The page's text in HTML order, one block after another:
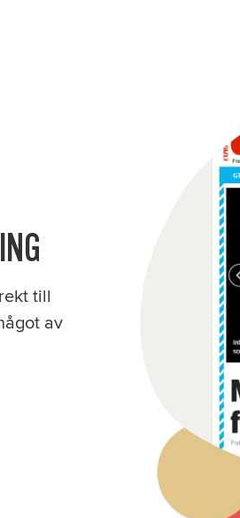
till
av